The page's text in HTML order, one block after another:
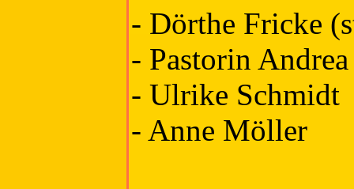
- Dörthe Fricke
- Pastorin
- Ulrike Schmidt
- Anne Möller